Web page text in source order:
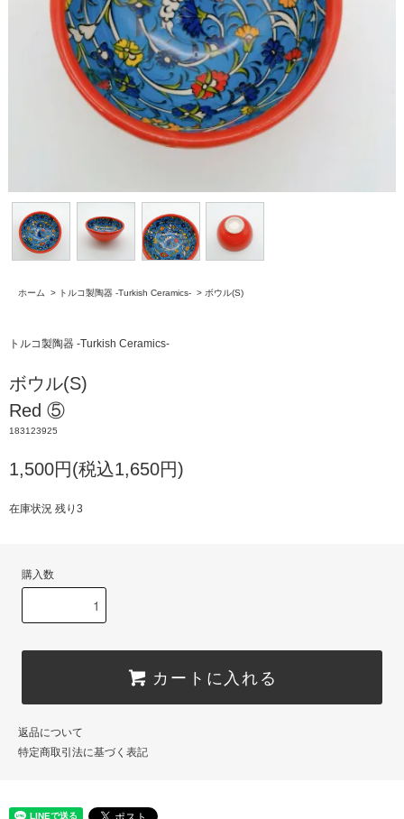
ホーム > トルコ製陶器 -Turkish Ceramics- > ボウル(S)
トルコ製陶器 -Turkish Ceramics-
ボウル(S)
Red ⑤
183123925
1,500円(税込1,650円)
在庫状況 残り3
購入数
カートに入れる
返品について
特定商取引法に基づく表記